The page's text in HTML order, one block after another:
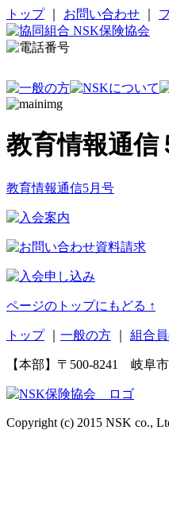
トップ｜ お問い合わせ
教育情報通信
教育情報通信5月号
ページのトップにもどる ↑
トップ｜ 一般の方 組合
【本部】〒500-8241 岐阜
Copyright (c) 2015 NSK co.,